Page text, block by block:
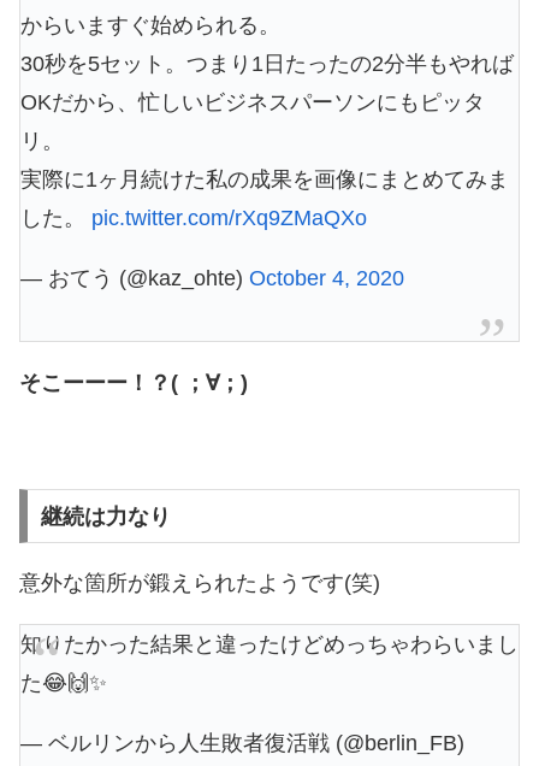
からいますぐ始められる。
30秒を5セット。つまり1日たったの2分半もやれば
OKだから、忙しいビジネスパーソンにもピッタ
リ。
実際に1ヶ月続けた私の成果を画像にまとめてみま
した。 pic.twitter.com/rXq9ZMaQXo
— おてう (@kaz_ohte) October 4, 2020
そこーーー！？( ；∀；)
継続は力なり
意外な箇所が鍛えられたようです(笑)
知りたかった結果と違ったけどめっちゃわらいまし
た😂🙌✨
— ベルリンから人生敗者復活戦 (@berlin_FB)